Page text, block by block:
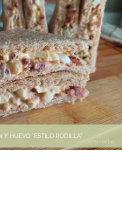
Y HUEVO "ESTILO RODILLA"